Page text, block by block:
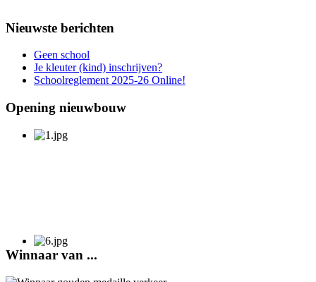
Nieuwste berichten
Geen school
Je kleuter (kind) inschrijven?
Schoolreglement 2025-26 Online!
Opening nieuwbouw
Winnaar van ...